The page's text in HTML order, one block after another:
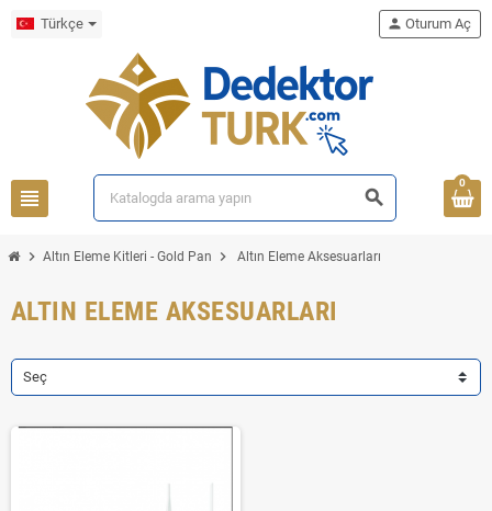
Türkçe
view_headline search
person Oturum Aç
0
chevron_right Altın Eleme Kitleri - Gold Pan chevron_right Altın Eleme Aksesuarları
ALTIN ELEME AKSESUARLARI
Seç